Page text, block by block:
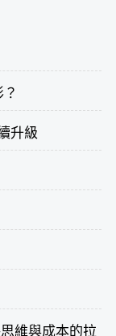
升級
維與成本的拉